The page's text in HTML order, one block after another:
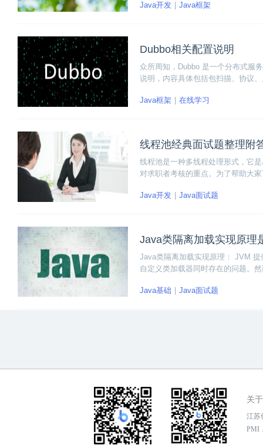
Java开发 Java框架
Dubbo相关配置说明
众所周知，Dubbo 是一个分布式服
说明，内容具体包括包扫描、协议
Java框架 在线学习
线程池经典面试题整理附
线程池是一种多线程处理形式，它
对求职者考核的重点。为了帮助大
Java开发
Java面试题
Java类隔离加载实现原理
Java类隔离加载实现原理： JVM
自定义类加载器同时存在的问题。
Java基础 Java面试题
关
江苏
PMI